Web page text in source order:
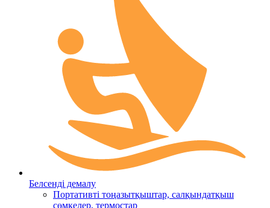
Белсенді демалу
Портативті тоңазытқыштар, салқындатқыш
сөмкелер, термостар